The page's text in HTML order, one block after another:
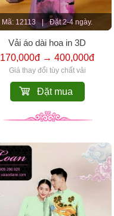
Mã: 12113 | Đặt 2-4 ngày.
Vải áo dài hoa in 3D
170,000đ → 400,000đ
Giá thay đổi tùy chất vải
Đặt mua